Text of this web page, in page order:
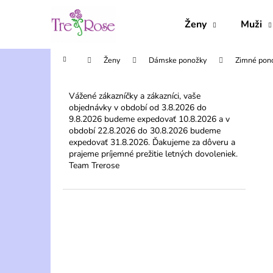
Ženy Muži
Domov Ženy Dámske ponožky Zimné
Vážené zákazníčky a zákazníci, vaše
objednávky v období od 3.8.2026 do
9.8.2026 budeme expedovať 10.8.2026 a v
období 22.8.2026 do 30.8.2026 budeme
expedovať 31.8.2026. Ďakujeme za dôveru a
prajeme príjemné prežitie letných dovoleniek.
Team Trerose
Späť
do
Späť
do